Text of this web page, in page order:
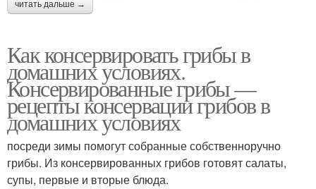
читать дальше →
Как консервировать грибы в
домашних условиях.
Консервированные грибы —
рецепты консервации грибов в
домашних условиях
посреди зимы помогут собранные собственноручно
грибы. Из консервированных грибов готовят салаты,
супы, первые и вторые блюда.